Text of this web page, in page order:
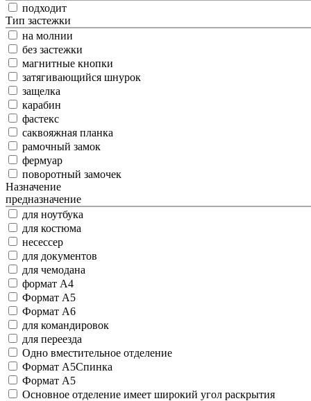
подходит
Тип застежки
на молнии
без застежки
магнитные кнопки
затягивающийся шнурок
защелка
карабин
фастекс
саквояжная планка
рамочный замок
фермуар
поворотный замочек
Назначение
предназначение
для ноутбука
для костюма
несессер
для документов
для чемодана
формат A4
Формат А5
Формат А6
для командировок
для переезда
Одно вместительное отделение
Формат А5Спинка
Формат A5
Основное отделение имеет широкий угол раскрытия